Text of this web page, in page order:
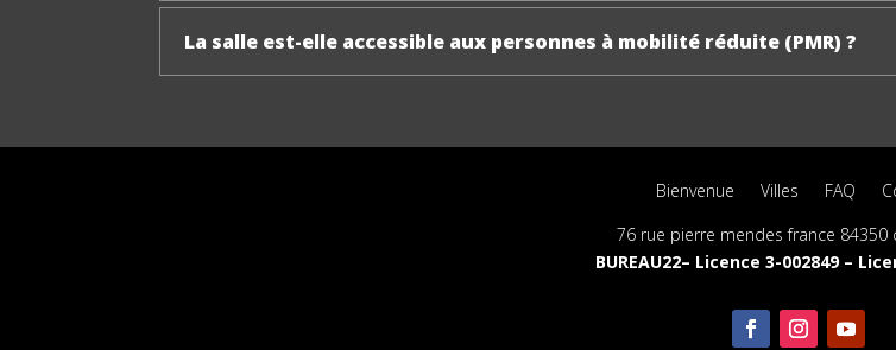
La salle est-elle accessible aux personnes à mobilité réduite (PMR) ?
Bienvenue Villes FAQ
76 rue pierre mendes france 84350
BUREAU22– Licence 3-002849 –